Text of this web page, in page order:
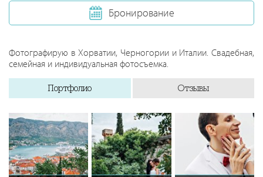
Бронирование
Фотографирую в Хорватии, Черногории и Италии. Свадебная,
семейная и индивидуальная фотосъемка.
Портфолио Отзывы